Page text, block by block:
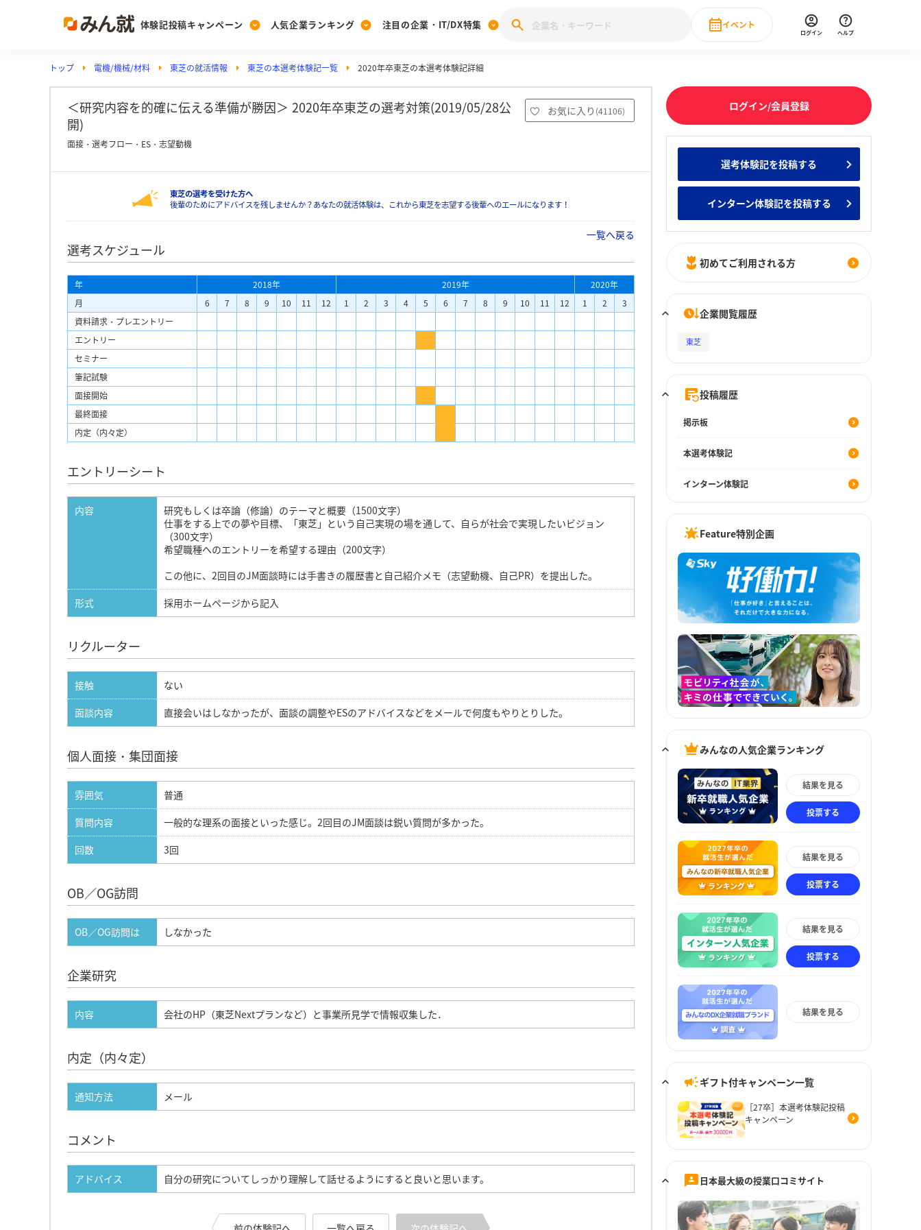
体験記投稿キャンペーン
Post
投稿する
[27卒] 本選考体験記投稿キャンペーン
人気企業ランキング
Ranking
ランキングを見る
みんなのDX企業就職ブランド調査
みんなの新卒就職人気企業ランキング みんなのインターン人気企業ランキ
注目の企業・IT/DX特集
PickUp
注目の企業特集
28卒 IT・DX現場社員インタビュー
動画で知ろう！業界・企業研究
イベント
直近のイベント一覧
ログイン ヘルプ
トップ 電機/機械/材料 東芝の就活情報 東芝の本選考体験記一覧 2020年卒東芝の本選考体験記詳細
＜研究内容を的確に伝える準備が勝因＞ 2020年卒東芝の選考対策(2019/05/28公
開)
お気に入り (41106)
面接・選考フロー・ES・志望動機
東芝の選考を受けた方へ
後輩のためにアドバイスを残しませんか？あなたの就活体験は、これから東芝を志望する後輩へのエールになります！
一覧へ戻る
選考スケジュール
年 2018年 2019年
2020年
月
6 7 8 9 10 11 12 1 2 3 4 5 6 7 8 9 10 11 12 1 2
3
資料請求・プレエントリー
エントリー
セミナー
筆記試験
面接開始
最終面接
内定（内々定）
エントリーシート
内容
研究もしくは卒論（修論）のテーマと概要（1500文字）
仕事をする上での夢や目標、「東芝」という自己実現の場を通して、自らが社会で実現したいビジョン
（300文字）
希望職種へのエントリーを希望する理由（200文字）
この他に、2回目のJM面談時には手書きの履歴書と自己紹介メモ（志望動機、自己PR）を提出した。
形式
採用ホームページから記入
リクルーター
接触
ない
面談内容
直接会いはしなかったが、面談の調整やESのアドバイスなどをメールで何度もやりとりした。
個人面接・集団面接
雰囲気
普通
質問内容
一般的な理系の面接といった感じ。2回目のJM面談は鋭い質問が多かった。
回数
3回
OB／OG訪問
OB／OG訪問は しなかった
企業研究
内容 会社のHP（東芝Nextプランなど）と事業所見学で情報収集した．
内定（内々定）
通知方法 メール
コメント
アドバイス 自分の研究についてしっかり理解して話せるようにすると良いと思います。
ログイン/会員登録
選考体験記を投稿する
インターン体験記を投稿する
初めてご利用される方
企業閲覧履歴
東芝
投稿履歴
掲示板
本選考体験記
インターン体験記
Feature特別企画
みんなの人気企業ランキング
結果を見る
投票する
結果を見る
投票する
結果を見る
投票する
結果を見る
ギフト付キャンペーン一覧
［27卒］本選考体験記投稿
キャンペーン
日本最大級の授業口コミサイト